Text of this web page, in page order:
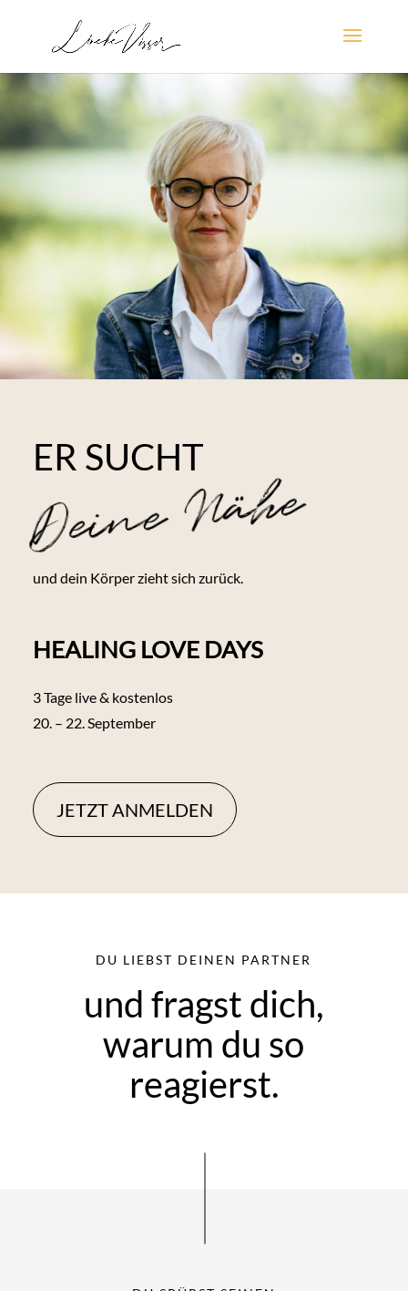
ER SUCHT
Deine Nähe
und dein Körper zieht sich zurück.
HEALING LOVE DAYS
3 Tage live & kostenlos
20. – 22. September
JETZT ANMELDEN
DU LIEBST DEINEN PARTNER
und fragst dich,
warum du so
reagierst.